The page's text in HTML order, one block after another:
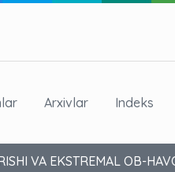
Arxivlar Indeks
VA EKSTREMAL OB-